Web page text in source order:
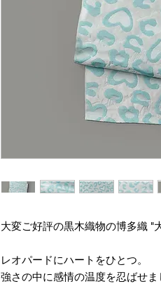
大変ご好評の黒木織物の博多織 "
レオパードにハートをひとつ。
強さの中に感情の温度を忍ばせま